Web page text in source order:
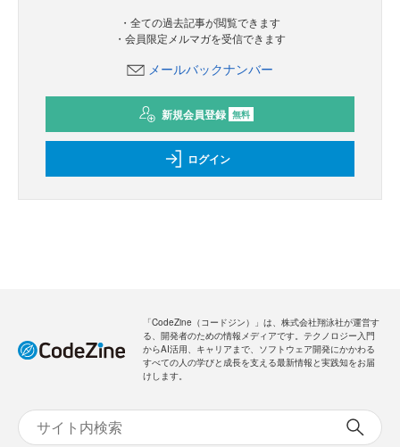
・全ての過去記事が閲覧できます
・会員限定メルマガを受信できます
メールバックナンバー
新規会員登録 無料
ログイン
「CodeZine（コードジン）」は、株式会社翔泳社が運営す
る、開発者のための情報メディアです。テクノロジー入門
からAI活用、キャリアまで、ソフトウェア開発にかかわる
すべての人の学びと成長を支える最新情報と実践知をお届
けします。